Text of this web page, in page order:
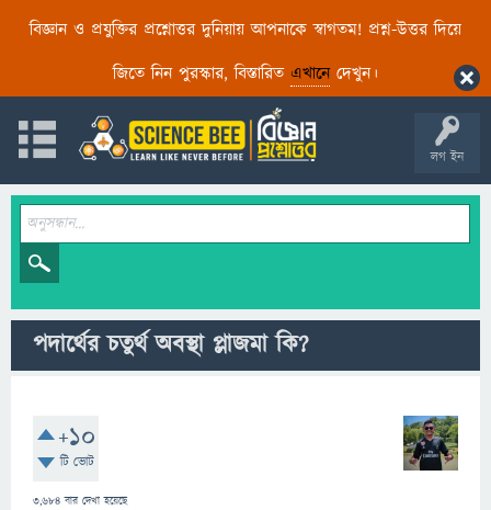
বিজ্ঞান ও প্রযুক্তির প্রশ্নোত্তর দুনিয়ায় আপনাকে স্বাগতম! প্রশ্ন-উত্তর দিয়ে
জিতে নিন পুরস্কার, বিস্তারিত এখানেদেখুন।
লগ ইন
পদার্থের চতুর্থ অবস্থা প্লাজমা কি?
+10
টি ভোট
3,684 বার দেখা হয়েছে